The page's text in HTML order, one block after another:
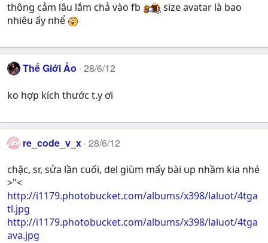
thông cảm lâu lắm chả vào fb
size avatar là bao
nhiêu ấy nhể
Thế Giới Ảo 28/6/12
ko hợp kích thước t.y ơi
re_code_v_x 28/6/12
chậc, sr, sửa lần cuối, del giùm mấy bài up nhầm kia nhé
>"<
http://i1179.photobucket.com/albums/x398/laluot/4tga
tl.jpg
http://i1179.photobucket.com/albums/x398/laluot/4tga
ava.jpg